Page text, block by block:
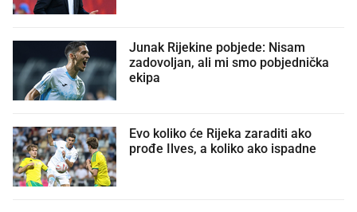
Junak Rijekine pobjede: Nisam
zadovoljan, ali mi smo pobjednička
ekipa
Evo koliko će Rijeka zaraditi ako
prođe Ilves, a koliko ako ispadne